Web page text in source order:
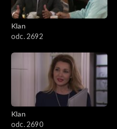
3101–3200
3001–3100
2901–3000
2801–2900
2701–2800
Klan
odc. 2692
Klan
odc. 2690